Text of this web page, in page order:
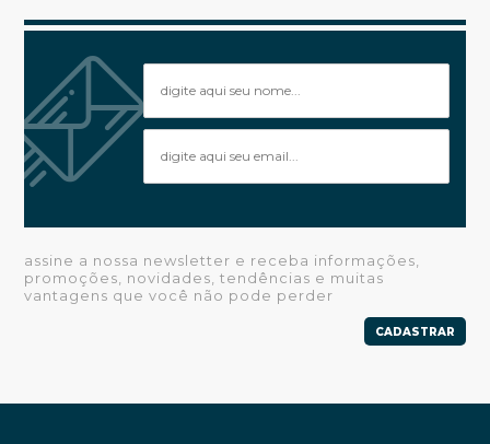
assine a nossa newsletter e receba informações,
promoções, novidades, tendências e muitas
vantagens que você não pode perder
CADASTRAR